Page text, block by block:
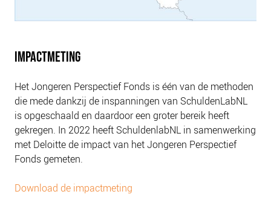
IMPACTMETING
Het Jongeren Perspectief Fonds is één van de methoden
die mede dankzij de inspanningen van SchuldenLabNL
is opgeschaald en daardoor een groter bereik heeft
gekregen. In 2022 heeft SchuldenlabNL in samenwerking
met Deloitte de impact van het Jongeren Perspectief
Fonds gemeten.
Download de impactmeting